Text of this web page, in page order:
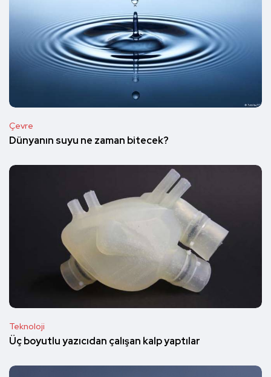
Çevre
Dünyanın suyu ne zaman bitecek?
Teknoloji
Üç boyutlu yazıcıdan çalışan kalp yaptılar